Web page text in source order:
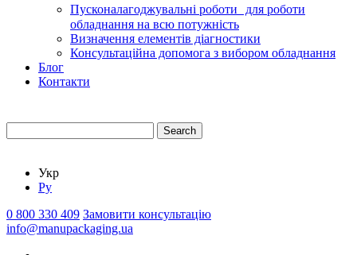
Пусконалагоджувальні роботи для роботи
обладнання на всю потужність
Визначення елементів діагностики
Консультаційна допомога з вибором обладнання
Блог
Контакти
Search
Укр
Ру
0 800 330 409 Замовити консультацію
info@manupackaging.ua